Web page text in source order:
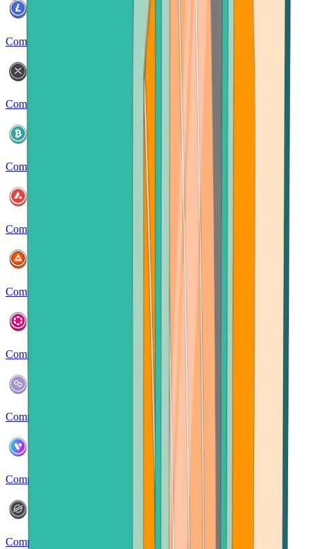
Comprar Litecoin
Comprar XRP
Comprar Bitcoin Cash
Comprar Avalanche
Comprar Basic Attention Token
Comprar Polkadot
Comprar Polygon
Comprar Verse
Comprar Stellar